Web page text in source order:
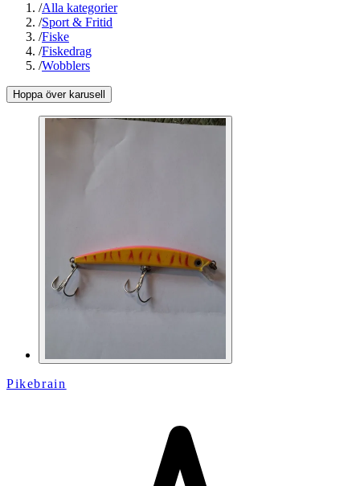
/Alla kategorier
/Sport & Fritid
/Fiske
/Fiskedrag
/Wobblers
Hoppa över karusell
Pikebrain